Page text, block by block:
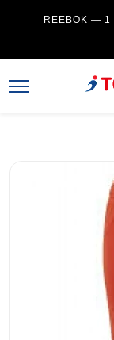
REEBOK — 1